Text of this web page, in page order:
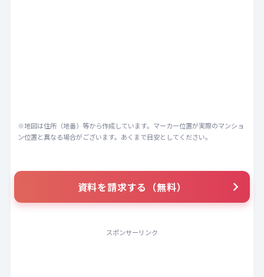
※地図は住所（地番）等から作成しています。マーカー位置が実際のマンショ
ン位置と異なる場合がございます。あくまで目安としてください。
資料を請求する（無料）
スポンサーリンク